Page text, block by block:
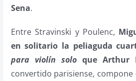
Sena.
Entre Stravinski y Poulenc,
en solitario la peliaguda
para violín soloque Arthur
convertido parisiense, compone